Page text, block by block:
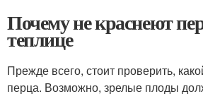
Почему не краснеют
теплице
Прежде всего, стоит проверить,
перца. Возможно, зрелые плоды